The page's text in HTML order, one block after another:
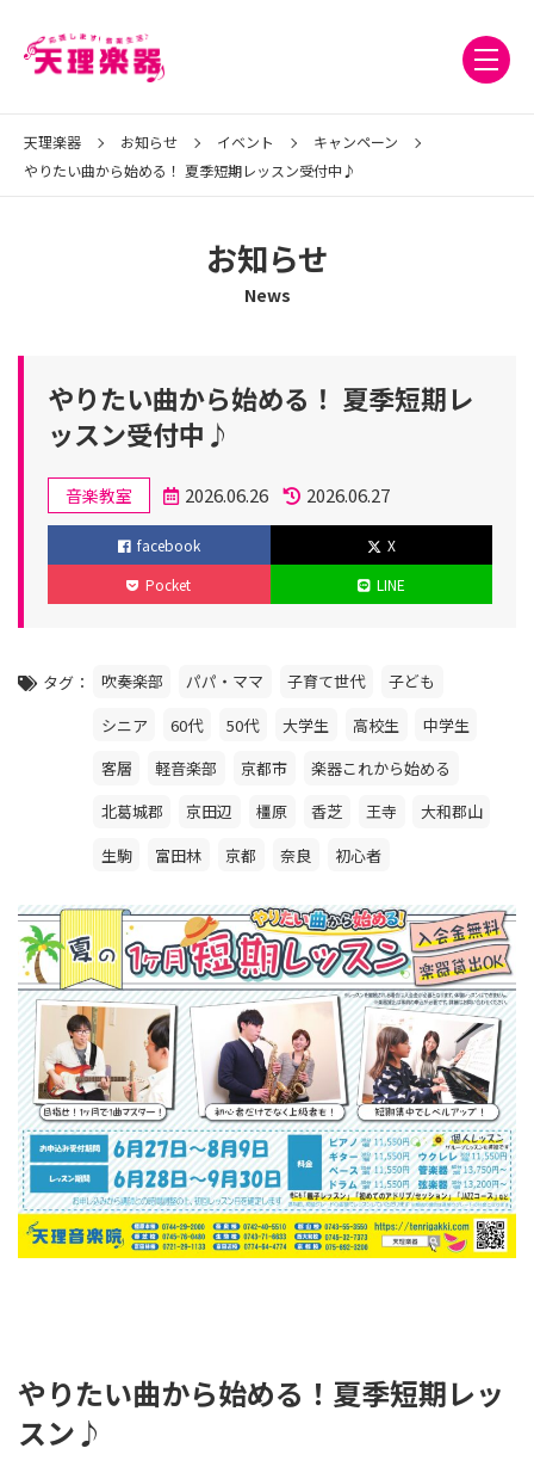
天理楽器 お知らせ イベント
キャンペーン
やりたい曲から始める！ 夏季短期レッスン受付中♪
お知らせ
News
やりたい曲から始める！ 夏季短期レ
ッスン受付中♪
テ
ゴ
音楽教室
投
稿
2026.06.26
更
新
2026.06.27
facebook
X
Pocket
LINE
タグ 吹奏楽部 パパ・ママ 子育て世代
子ども
シニア
60代 50代 大学生 高校生
中学生
客層
軽音楽部 京都市
楽器これから始める
北葛城郡
京田辺 橿原 香芝 王寺
大和郡山
生駒
富田林 京都 奈良 初心者
やりたい曲から始める！夏季短期レッ
スン♪